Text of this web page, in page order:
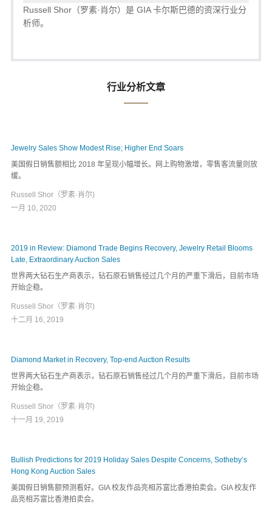
Russell Shor（罗素·肖尔）是 GIA 卡尔斯巴德的资深行业分
析师。
行业分析文章
Jewelry Sales Show Modest Rise; Higher End Soars
美国假日销售额相比 2018 年呈现小幅增长。网上购物激增，零售客流量则放
缓。
Russell Shor（罗素·肖尔)
一月 10, 2020
2019 in Review: Diamond Trade Begins Recovery, Jewelry Retail Blooms
Late, Extraordinary Auction Sales
世界两大钻石生产商表示，钻石原石销售经过几个月的严重下滑后，目前市场
开始企稳。
Russell Shor（罗素·肖尔)
十二月 16, 2019
Diamond Market in Recovery, Top-end Auction Results
世界两大钻石生产商表示，钻石原石销售经过几个月的严重下滑后，目前市场
开始企稳。
Russell Shor（罗素·肖尔)
十一月 19, 2019
Bullish Predictions for 2019 Holiday Sales Despite Concerns, Sotheby’s
Hong Kong Auction Sales
美国假日销售额预测看好。GIA 校友作品亮相苏富比香港拍卖会。GIA 校友作
品亮相苏富比香港拍卖会。